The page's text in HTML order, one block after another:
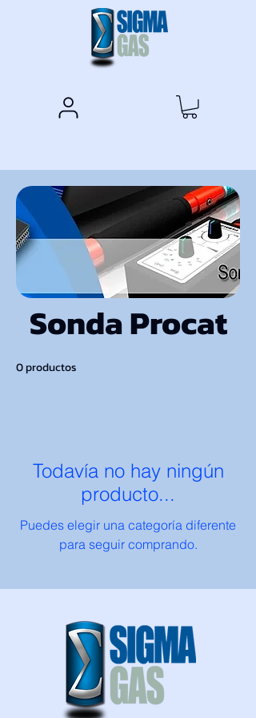
Sonda Procat
0 productos
Todavía no hay ningún
producto...
Puedes elegir una categoría diferente
para seguir comprando.